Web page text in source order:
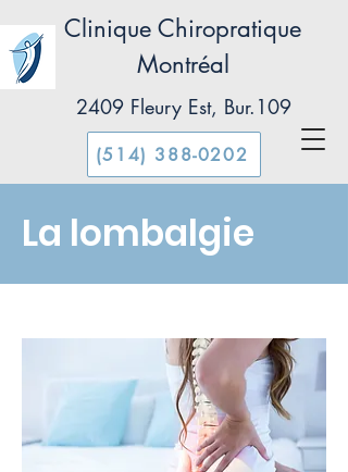
Clinique Chiropratique
Montréal
(514) 388-0202
2409 Fleury Est, Bur.109
La lombalgie